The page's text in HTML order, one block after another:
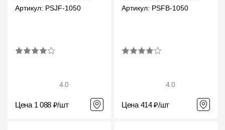
Артикул: PSJF-1050
4.0
Цена 1 088 ₽/шт
Артикул: PSFB-1050
4.0
Цена 414 ₽/шт